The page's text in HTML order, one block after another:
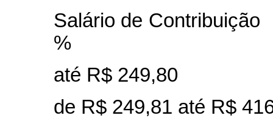
Salário de
%
até R$
de R$ 249,81